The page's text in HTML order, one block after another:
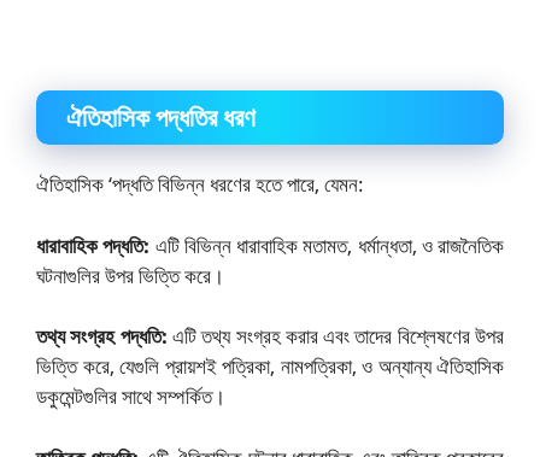
ঐতিহাসিক পদ্ধতির ধরণ
ঐতিহাসিক ‘পদ্ধতি বিভিন্ন ধরণের হতে পারে, যেমন:
ধারাবাহিক পদ্ধতি: এটি বিভিন্ন ধারাবাহিক মতামত, ধর্মান্ধতা, ও রাজনৈতিক
ঘটনাগুলির উপর ভিত্তি করে।
তথ্য সংগ্রহ পদ্ধতি: এটি তথ্য সংগ্রহ করার এবং তাদের বিশ্লেষণের উপর
ভিত্তি করে, যেগুলি প্রায়শই পত্রিকা, নামপত্রিকা, ও অন্যান্য ঐতিহাসিক
ডকুমেন্টগুলির সাথে সম্পর্কিত।